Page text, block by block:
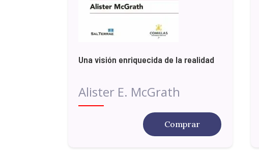
Una visión enriquecida de la realidad
Alister E. McGrath
Comprar